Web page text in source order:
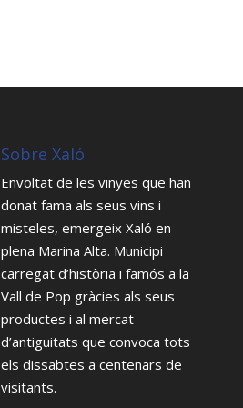
Sobre Xaló
Envoltat de les vinyes que han
donat fama als seus vins i
misteles, emergeix Xaló en
plena Marina Alta. Municipi
carregat d’història i famós a la
Vall de Pop gràcies als seus
productes i al mercat
d’antiguitats que convoca tots
els dissabtes a centenars de
visitants.